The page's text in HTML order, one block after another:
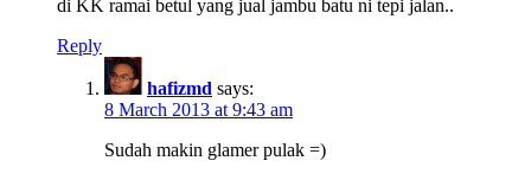
di KK ramai betul yang jual jambu batu ni tepi jalan..
Reply
hafizmd says:
8 March 2013 at 9:43 am
Sudah makin glamer pulak =)